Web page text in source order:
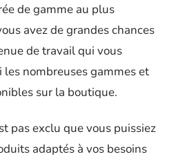
de gamme au plus
avez de grandes chances
de travail qui vous
nombreuses gammes et
sur la boutique.
pas exclu que vous puissiez
adaptés à vos besoins